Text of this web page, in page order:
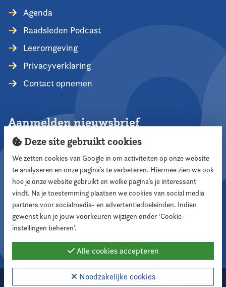
Agenda
Raadsleden Podcast
Leeromgeving
Privacyverklaring
Contact opnemen
Aanmelden nieuwsbrief
Aanmelden
Volg ons
2026 Nederlandse Vereniging voor Raadsleden
Deze site gebruikt cookies
We zetten cookies van Google in om activiteiten op onze website
te analyseren en onze pagina’s te verbeteren. Hiermee zien we ook
hoe je onze website gebruikt en welke pagina’s je interessant
vindt. Na je toestemming plaatsen we cookies van social media
partners voor socialmedia- en advertentiedoeleinden. Indien
gewenst kun je jouw voorkeuren wijzigen onder ‘Cookie-
instellingen beheren’.
Alle cookies accepteren
Noodzakelijke cookies